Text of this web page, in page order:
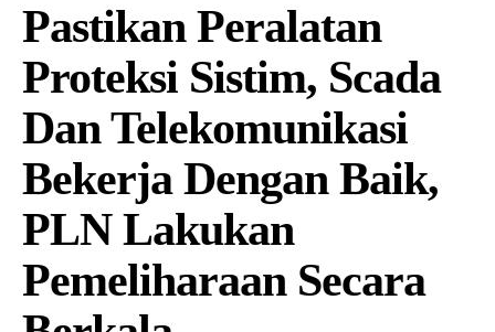
Pastikan Peralatan
Proteksi Sistim, Scada
Dan Telekomunikasi
Bekerja Dengan Baik,
PLN Lakukan
Pemeliharaan Secara